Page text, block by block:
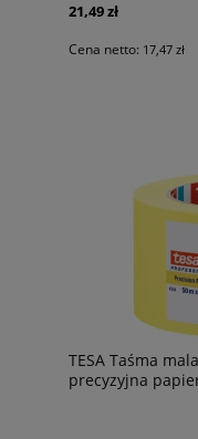
21,49 zł
Cena netto: 17,47 zł
TESA Taśma
precyzyjna